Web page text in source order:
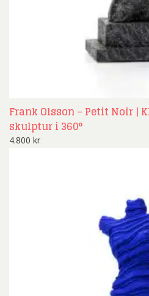
Frank Olsson – Petit Noir |
skulptur i 360°
4.800 kr